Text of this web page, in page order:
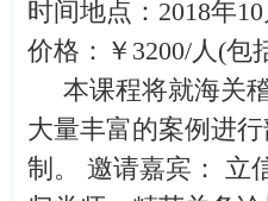
时间地点：2018年
价格：￥3200/人(包
本课程将就海关稽
大量丰富的案例进
制。 邀请嘉宾： 立